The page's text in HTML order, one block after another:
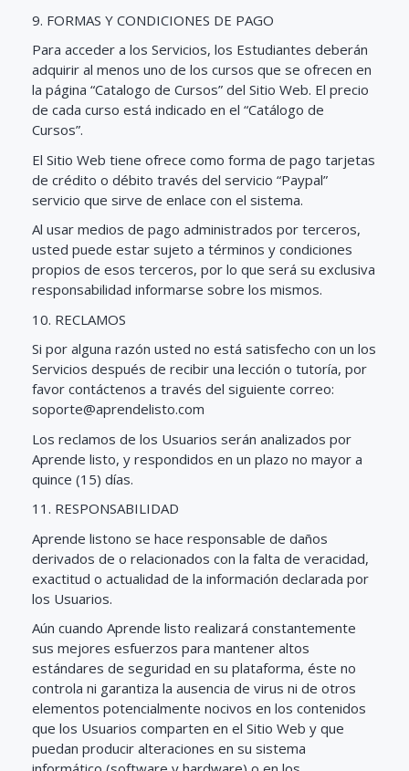
9. FORMAS Y CONDICIONES DE PAGO
Para acceder a los Servicios, los Estudiantes deberán
adquirir al menos uno de los cursos que se ofrecen en
la página “Catalogo de Cursos” del Sitio Web. El precio
de cada curso está indicado en el “Catálogo de
Cursos”.
El Sitio Web tiene ofrece como forma de pago tarjetas
de crédito o débito través del servicio “Paypal”
servicio que sirve de enlace con el sistema.
Al usar medios de pago administrados por terceros,
usted puede estar sujeto a términos y condiciones
propios de esos terceros, por lo que será su exclusiva
responsabilidad informarse sobre los mismos.
10. RECLAMOS
Si por alguna razón usted no está satisfecho con un los
Servicios después de recibir una lección o tutoría, por
favor contáctenos a través del siguiente correo:
soporte@aprendelisto.com
Los reclamos de los Usuarios serán analizados por
Aprende listo, y respondidos en un plazo no mayor a
quince (15) días.
11. RESPONSABILIDAD
Aprende listono se hace responsable de daños
derivados de o relacionados con la falta de veracidad,
exactitud o actualidad de la información declarada por
los Usuarios.
Aún cuando Aprende listo realizará constantemente
sus mejores esfuerzos para mantener altos
estándares de seguridad en su plataforma, éste no
controla ni garantiza la ausencia de virus ni de otros
elementos potencialmente nocivos en los contenidos
que los Usuarios comparten en el Sitio Web y que
puedan producir alteraciones en su sistema